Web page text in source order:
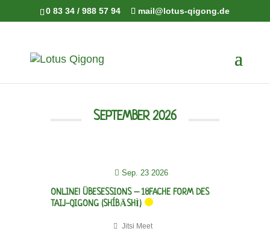
0 83 34 / 988 57 94 mail@lotus-qigong.de
18 Formen
SEPTEMBER 2026
Sep. 23 2026
ONLINE! ÜBESESSIONS – 18FACHE FORM DES
TAIJ-QIGONG (SHÍBĀSHÌ)
Jitsi Meet